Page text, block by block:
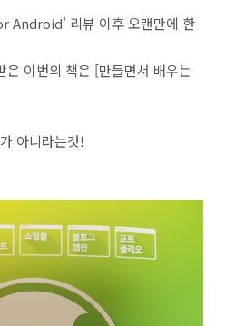
Android' 리뷰 이후 오랜만에 한
은 이번의 책은 [만들면서 배우는
아니라는것!